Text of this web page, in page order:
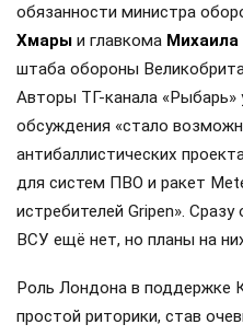
обязанности министра
Хмары и главкома
штаба обороны
Авторы ТГ-канала «Рыбарь»
обсуждения «стало
антибаллистических
для систем ПВО и ракет
истребителей Gripen».
ВСУ ещё нет, но планы на
Роль Лондона в поддержке
простой риторики, став